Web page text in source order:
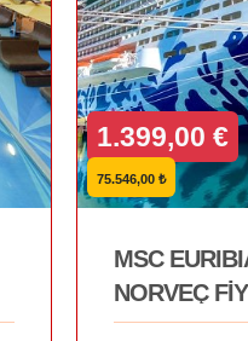
1.399,00 €
75.546,00 ₺
MSC
NORVEÇ
EYLÜL